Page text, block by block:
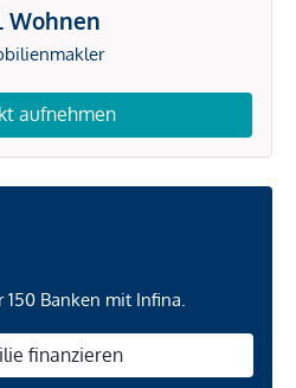
Wohnen
aufnehmen
Banken mit Infina.
finanzieren